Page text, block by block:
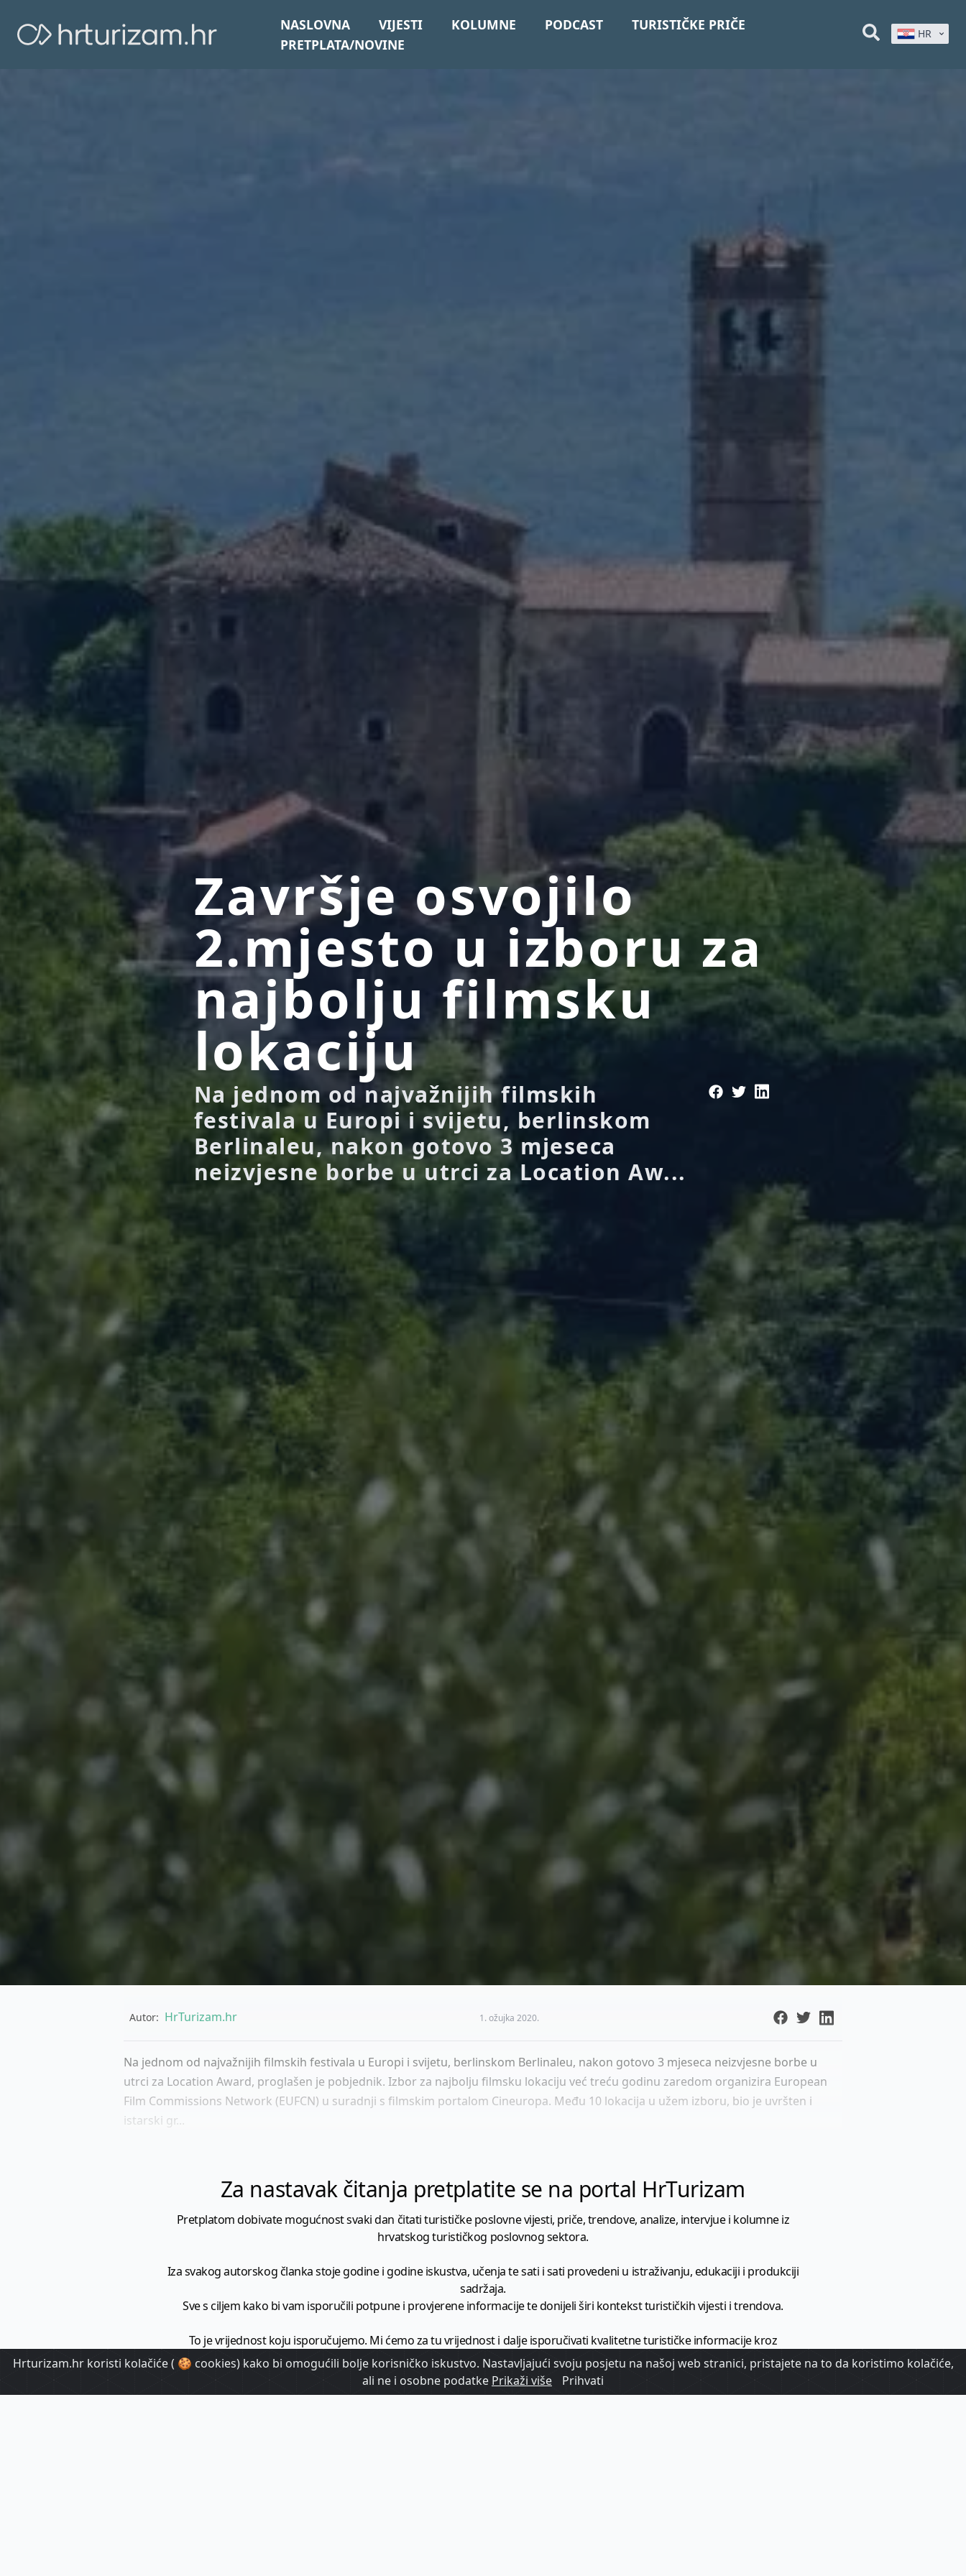
NASLOVNA VIJESTI KOLUMNE PODCAST
TURISTIČKE PRIČE
PRETPLATA/NOVINE
HR
Završje osvojilo
2.mjesto u izboru za
najbolju filmsku
lokaciju
Na jednom od najvažnijih filmskih
festivala u Europi i svijetu, berlinskom
Berlinaleu, nakon gotovo 3 mjeseca
neizvjesne borbe u utrci za Location Aw...
Autor: HrTurizam.hr 1. ožujka 2020.
Na jednom od najvažnijih filmskih festivala u Europi i svijetu, berlinskom Berlinaleu, nakon gotovo 3 mjeseca neizvjesne borbe u
utrci za Location Award, proglašen je pobjednik. Izbor za najbolju filmsku lokaciju već treću godinu zaredom organizira European
Film Commissions Network (EUFCN) u suradnji s filmskim portalom Cineuropa. Među 10 lokacija u užem izboru, bio je uvršten i
istarski gr...
Za nastavak čitanja pretplatite se na portal HrTurizam
Pretplatom dobivate mogućnost svaki dan čitati turističke poslovne vijesti, priče, trendove, analize, intervjue i kolumne iz
hrvatskog turističkog poslovnog sektora.
Iza svakog autorskog članka stoje godine i godine iskustva, učenja te sati i sati provedeni u istraživanju, edukaciji i produkciji
sadržaja.
Sve s ciljem kako bi vam isporučili potpune i provjerene informacije te donijeli širi kontekst turističkih vijesti i trendova.
To je vrijednost koju isporučujemo. Mi ćemo za tu vrijednost i dalje isporučivati kvalitetne turističke informacije kroz
minimalno1728 članaka godišnje
HrTurizam - vaš izvor informacija iz poslovnog svijeta hrvatskog turizma.
Hrturizam.hr koristi kolačiće ( 🍪 cookies) kako bi omogućili bolje korisničko iskustvo. Nastavljajući svoju posjetu na našoj web stranici, pristajete na to da koristimo kolačiće,
ali ne i osobne podatke Prikaži više Prihvati